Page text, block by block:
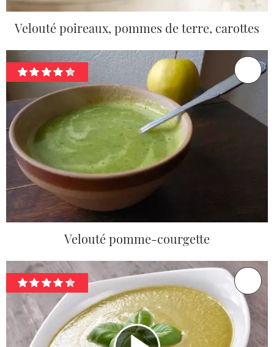
Velouté poireaux, pommes de terre, carottes
Velouté pomme-courgette